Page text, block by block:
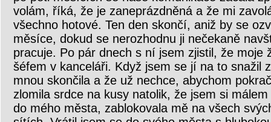
volám, říká, že je zaneprázdněná a že mi
všechno hotové. Ten den skončí, aniž by se
měsíce, dokud se nerozhodnu ji nečekaně
pracuje. Po pár dnech s ní jsem zjistil, že moje
šéfem v kanceláři. Když jsem se jí na to snažil
mnou skončila a že už nechce, abychom
zlomila srdce na kusy natolik, že jsem si
do mého města, zablokovala mě na všech